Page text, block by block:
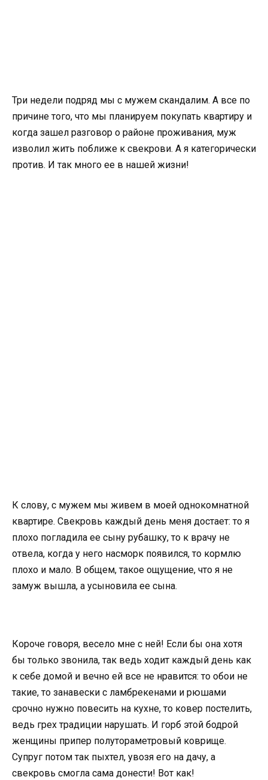
Три недели подряд мы с мужем скандалим. А все по
причине того, что мы планируем покупать квартиру и
когда зашел разговор о районе проживания, муж
изволил жить поближе к свекрови. А я категорически
против. И так много ее в нашей жизни!
К слову, с мужем мы живем в моей однокомнатной
квартире. Свекровь каждый день меня достает: то я
плохо погладила ее сыну рубашку, то к врачу не
отвела, когда у него насморк появился, то кормлю
плохо и мало. В общем, такое ощущение, что я не
замуж вышла, а усыновила ее сына.
Короче говоря, весело мне с ней! Если бы она хотя
бы только звонила, так ведь ходит каждый день как
к себе домой и вечно ей все не нравится: то обои не
такие, то занавески с ламбрекенами и рюшами
срочно нужно повесить на кухне, то ковер постелить,
ведь грех традиции нарушать. И горб этой бодрой
женщины припер полутораметровый коврище.
Супруг потом так пыхтел, увозя его на дачу, а
свекровь смогла сама донести! Вот как!